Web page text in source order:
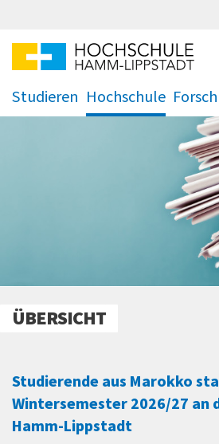
Studieren
.
Hochschule
. .
ÜBERSICHT
Studierende aus Marokko
Wintersemester 2026/27 an
Hamm-Lippstadt